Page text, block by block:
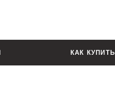
КАК КУПИТЬ